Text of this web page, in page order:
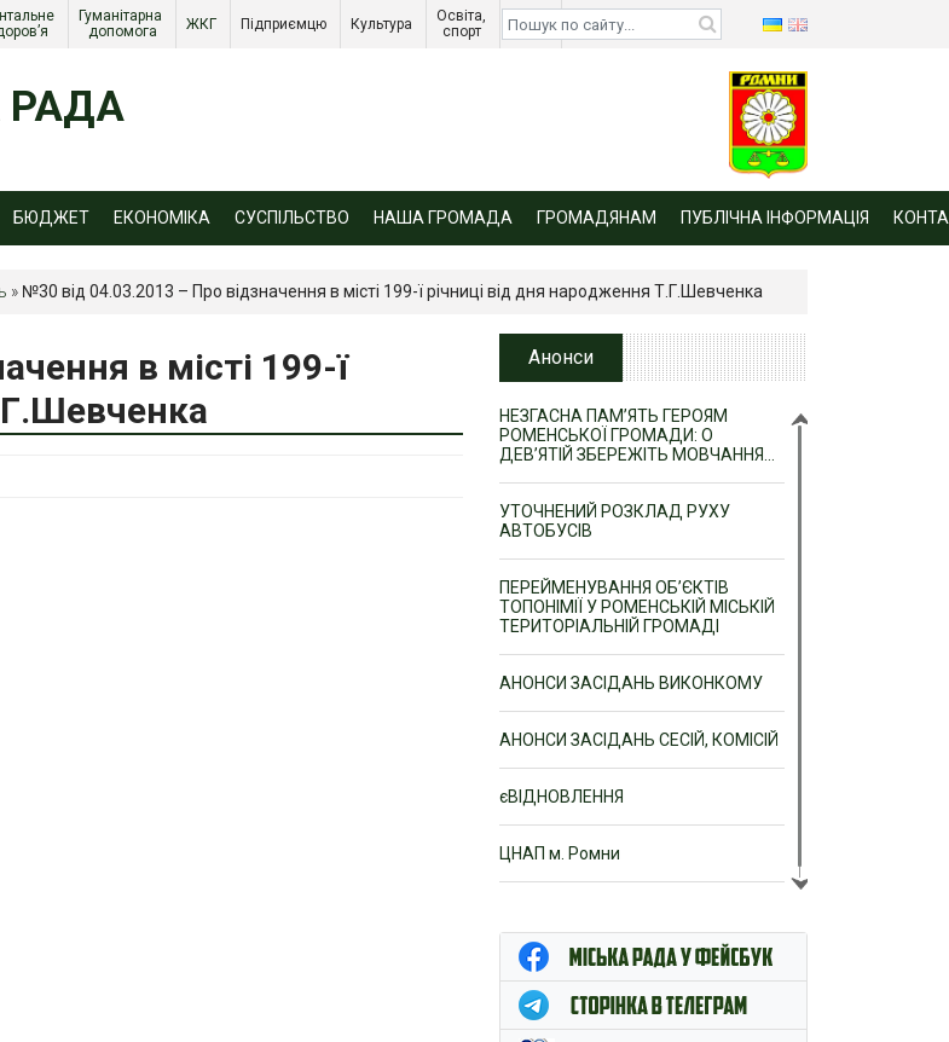
Гуманітарна
допомога
ЖКГ Підприємцю Культура
Освіта,
спорт
Діти
війни
РАДА
БЮДЖЕТ ЕКОНОМІКА СУСПІЛЬСТВО НАША ГРОМАДА ГРОМАДЯНАМ ПУБЛІЧНА ІНФОРМАЦІЯ
» №30 від 04.03.2013 – Про відзначення в місті 199-ї річниці від дня народження Т.Г.Шевченка
в місті 199-ї
Анонси
НЕЗГАСНА ПАМ’ЯТЬ ГЕРОЯМ
РОМЕНСЬКОЇ ГРОМАДИ: О
ДЕВ’ЯТІЙ ЗБЕРЕЖІТЬ МОВЧАННЯ…
УТОЧНЕНИЙ РОЗКЛАД РУХУ
АВТОБУСІВ
ПЕРЕЙМЕНУВАННЯ ОБ’ЄКТІВ
ТОПОНІМІЇ У РОМЕНСЬКІЙ МІСЬКІЙ
ТЕРИТОРІАЛЬНІЙ ГРОМАДІ
АНОНСИ ЗАСІДАНЬ ВИКОНКОМУ
АНОНСИ ЗАСІДАНЬ СЕСІЙ, КОМІСІЙ
єВІДНОВЛЕННЯ
ЦНАП м. Ромни